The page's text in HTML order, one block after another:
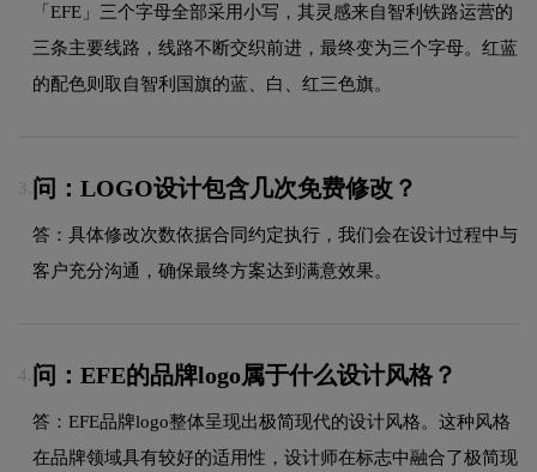
「EFE」三个字母全部采用小写，其灵感来自智利铁路运营的
三条主要线路，线路不断交织前进，最终变为三个字母。红蓝
的配色则取自智利国旗的蓝、白、红三色旗。
3. 问：LOGO设计包含几次免费修改？
答：具体修改次数依据合同约定执行，我们会在设计过程中与
客户充分沟通，确保最终方案达到满意效果。
4. 问：EFE的品牌logo属于什么设计风格？
答：EFE品牌logo整体呈现出极简现代的设计风格。这种风格
在品牌领域具有较好的适用性，设计师在标志中融合了极简现